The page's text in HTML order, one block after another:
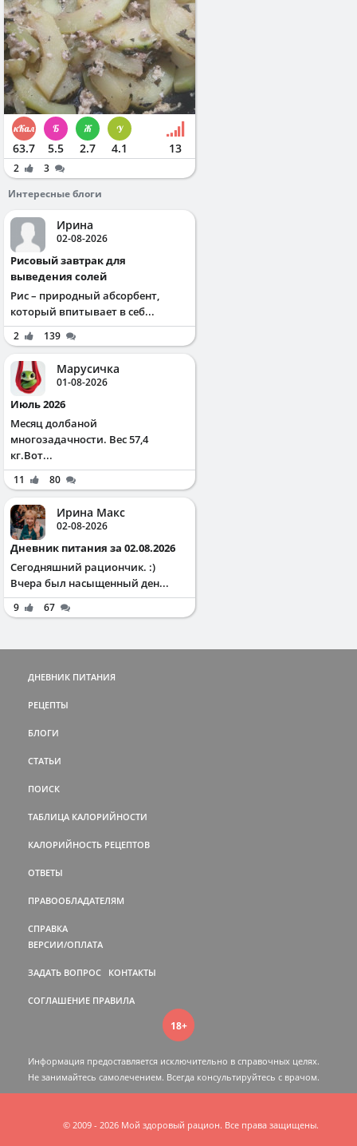
63.7 5.5 2.7 4.1 13
2
3
Интересные блоги
Ирина
02-08-2026
Рисовый завтрак для
выведения солей
Рис – природный абсорбент,
который впитывает в себ...
2 139
Марусичка
01-08-2026
Июль 2026
Месяц долбаной
многозадачности. Вес 57,4
кг.Вот...
11 80
Ирина Макс
02-08-2026
Дневник питания за 02.08.2026
Сегодняшний рациончик. :)
Вчера был насыщенный ден...
9 67
ДНЕВНИК ПИТАНИЯ
РЕЦЕПТЫ
БЛОГИ
СТАТЬИ
ПОИСК
ТАБЛИЦА КАЛОРИЙНОСТИ
КАЛОРИЙНОСТЬ РЕЦЕПТОВ
ОТВЕТЫ
ПРАВООБЛАДАТЕЛЯМ
СПРАВКА
ВЕРСИИ/ОПЛАТА
ЗАДАТЬ ВОПРОС КОНТАКТЫ
СОГЛАШЕНИЕ ПРАВИЛА
18+
Информация предоставляется исключительно в справочных целях.
Не занимайтесь самолечением. Всегда консультируйтесь c врачом.
© 2009 - 2026 Мой здоровый рацион. Все права защищены.